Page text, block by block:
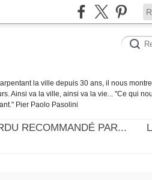
la ville depuis 30 ans, il nous
Ainsi va la ville, ainsi va la vie... "Ce qui
Pier Paolo Pasolini
RECOMMANDÉ PAR...